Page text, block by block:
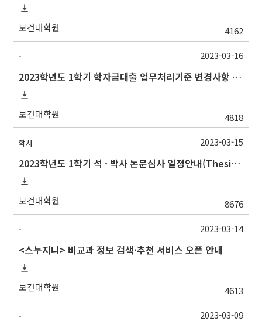
보건대학원 4162
-
2023학년도 1학기 학자금대출 업무처리기준 변경사항 안내
보건대학원 4818
2023-03-16
학사
2023학년도 1학기 석 · 박사 논문심사 일정안내(Thesis Defense Schedules)
보건대학원 8676
2023-03-15
-
<스누지니> 비교과 정보 검색·추천 서비스 오픈 안내
보건대학원 4613
2023-03-14
- 2023-03-09